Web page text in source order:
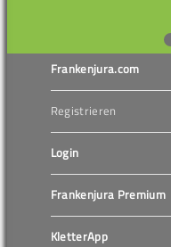
Frankenjura.com
Registrieren
Login
Frankenjura Premium
KletterApp